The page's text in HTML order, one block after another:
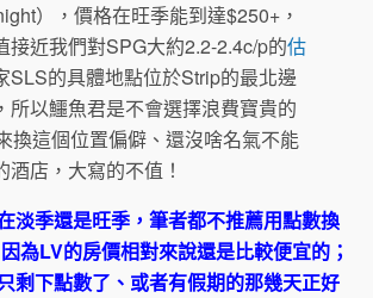
），價格在旺季能到達$250+，
接近我們對SPG大約2.2-2.4c/p的估
SLS的具體地點位於Strip的最北邊
所以鱷魚君是不會選擇浪費寶貴的
換這個位置偏僻、還沒啥名氣不能
酒店，大寫的不值！
淡季還是旺季，筆者都不推薦用點數換
為LV的房價相對來說還是比較便宜的；
剩下點數了、或者有假期的那幾天正好